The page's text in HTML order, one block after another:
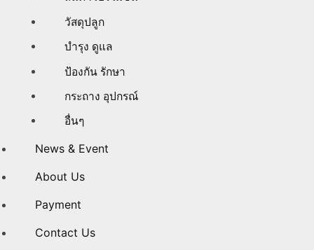
วัสดุปลูก
บำรุง ดูแล
ป้องกัน รักษา
กระถาง อุปกรณ์
อื่นๆ
News & Event
About Us
Payment
Contact Us